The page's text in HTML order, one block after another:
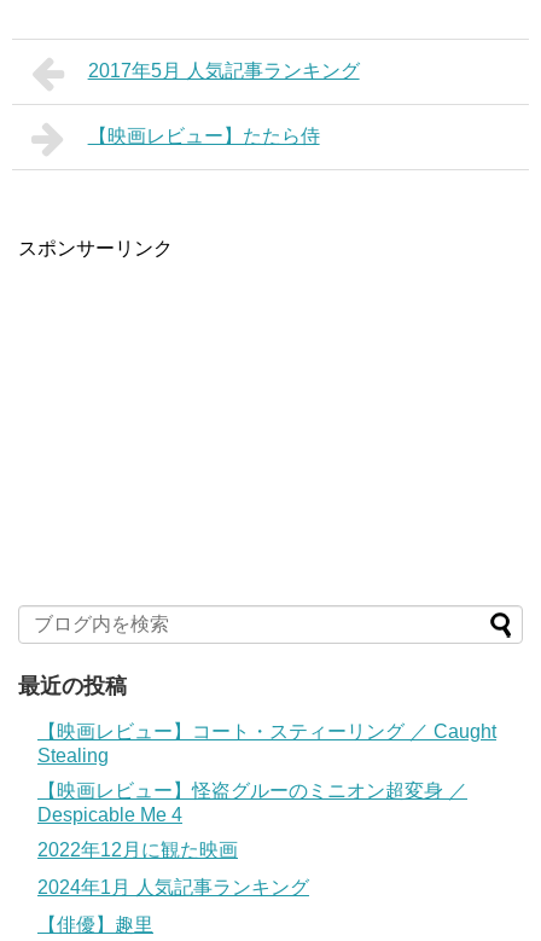
2017年5月 人気記事ランキング
【映画レビュー】たたら侍
スポンサーリンク
最近の投稿
【映画レビュー】コート・スティーリング ／ Caught
Stealing
【映画レビュー】怪盗グルーのミニオン超変身 ／
Despicable Me 4
2022年12月に観た映画
2024年1月 人気記事ランキング
【俳優】趣里